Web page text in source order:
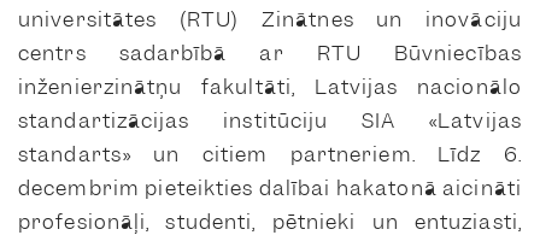
universitātes (RTU) Zinātnes un inovāciju
centrs sadarbībā ar RTU Būvniecības
inženierzinātņu fakultāti, Latvijas nacionālo
standartizācijas institūciju SIA «Latvijas
standarts» un citiem partneriem. Līdz 6.
decembrim pieteikties dalībai hakatonā aicināti
profesionāļi, studenti, pētnieki un entuziasti,